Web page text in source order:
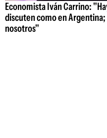
Economista Iván Carrino:
discuten como en
nosotros"